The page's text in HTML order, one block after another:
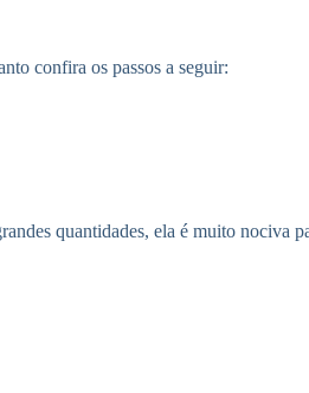
confira os passos a seguir:
quantidades, ela é muito nociva